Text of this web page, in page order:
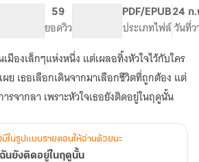
ติด
อยู่
ฤดู
นั้น
59
ยอดวิว
PDF/EPUB
ประเภทไฟล์
24 ก
วันที่ว
มืองเล็กๆแห่งหนึ่ง แต่เผลอทิ้งหัวใจไว้กับใคร
ผย เธอเลือกเดินจากมาเลือกชีวิตที่ถูกต้อง แต่
รจากลา เพราะหัวใจเธอยังติดอยู่ในฤดูนั้น
มีในรูปแบบรายตอนให้อ่านด้วยนะ
ฉันยังติดอยู่ในฤดูนั้น